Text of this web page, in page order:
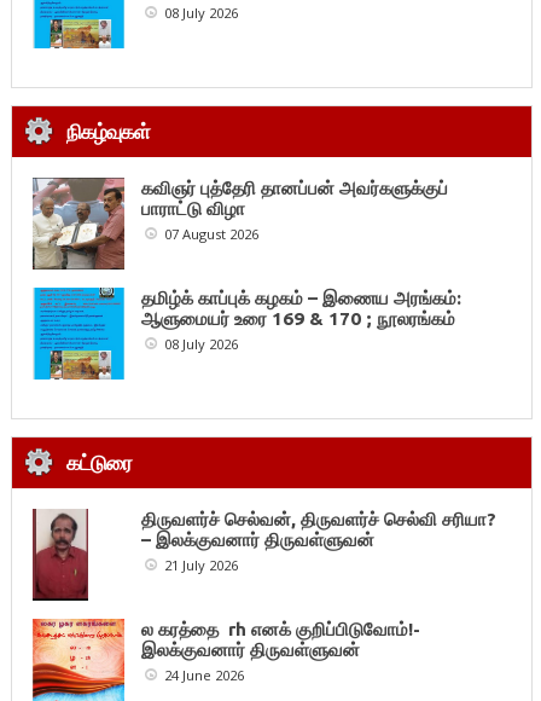
08 July 2026
நிகழ்வுகள்
கவிஞர் புத்தேரி தானப்பன் அவர்களுக்குப்
பாராட்டு விழா
07 August 2026
தமிழ்க் காப்புக் கழகம் – இணைய அரங்கம்:
ஆளுமையர் உரை 169 & 170 ; நூலரங்கம்
08 July 2026
கட்டுரை
திருவளர்ச் செல்வன், திருவளர்ச் செல்வி சரியா?
– இலக்குவனார் திருவள்ளுவன்
21 July 2026
ல கரத்தை rh எனக் குறிப்பிடுவோம்!-
இலக்குவனார் திருவள்ளுவன்
24 June 2026